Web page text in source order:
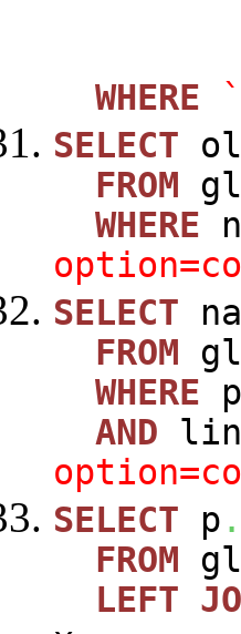
WHERE
SELECT
FROM
WHERE
SELECT
FROM
WHERE
AND
SELECT p .
FROM
LEFT